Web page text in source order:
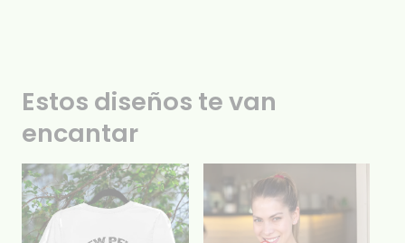
Estos diseños te van
encantar